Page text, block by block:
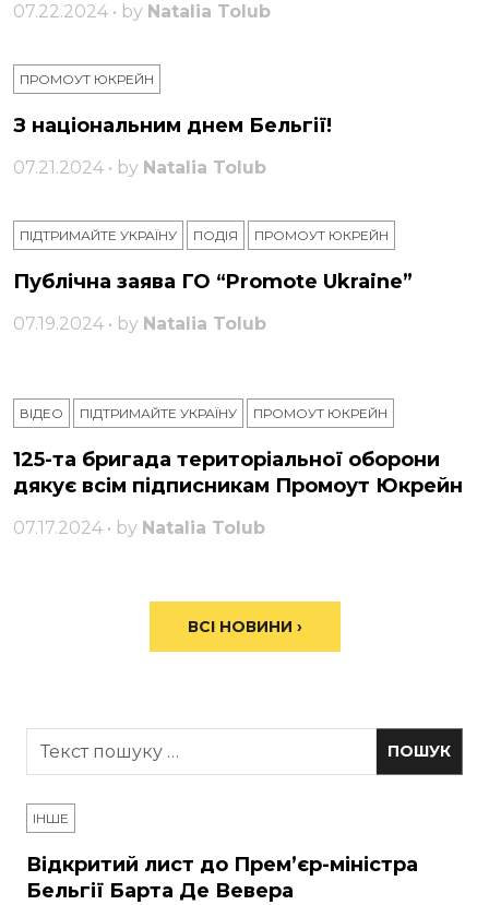
07.22.2024 • by Natalia Tolub
ПРОМОУТ ЮКРЕЙН
З національним днем ​​Бельгії!
07.21.2024 • by Natalia Tolub
ПІДТРИМАЙТЕ УКРАЇНУ ПОДІЯ ПРОМОУТ ЮКРЕЙН
Публічна заява ГО “Promote Ukraine”
07.19.2024 • by Natalia Tolub
ВІДЕО ПІДТРИМАЙТЕ УКРАЇНУ ПРОМОУТ ЮКРЕЙН
125-та бригада територіальної оборони
дякує всім підписникам Промоут Юкрейн
07.17.2024 • by Natalia Tolub
ВСІ НОВИНИ ›
ІНШЕ
Відкритий лист до Прем’єр-міністра
Бельгії Барта Де Вевера